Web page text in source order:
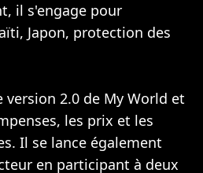
il s'engage pour
Japon, protection des
version 2.0 de My World et
les prix et les
Il se lance également
en participant à deux